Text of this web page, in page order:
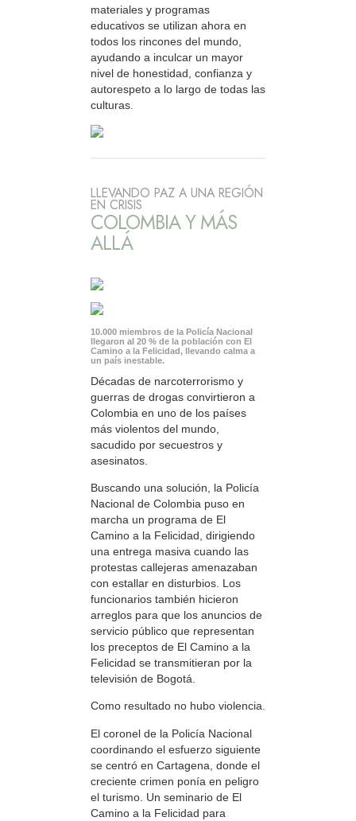
materiales y programas
educativos se utilizan ahora en
todos los rincones del mundo,
ayudando a inculcar un mayor
nivel de honestidad, confianza y
autorespeto a lo largo de todas las
culturas.
LLEVANDO PAZ A UNA REGIÓN
EN CRISIS
COLOMBIA Y MÁS
ALLÁ
10.000 miembros de la Policía Nacional
llegaron al 20 % de la población con El
Camino a la Felicidad, llevando calma a
un país inestable.
Décadas de narcoterrorismo y
guerras de drogas convirtieron a
Colombia en uno de los países
más violentos del mundo,
sacudido por secuestros y
asesinatos.
Buscando una solución, la Policía
Nacional de Colombia puso en
marcha un programa de El
Camino a la Felicidad, dirigiendo
una entrega masiva cuando las
protestas callejeras amenazaban
con estallar en disturbios. Los
funcionarios también hicieron
arreglos para que los anuncios de
servicio público que representan
los preceptos de El Camino a la
Felicidad se transmitieran por la
televisión de Bogotá.
Como resultado no hubo violencia.
El coronel de la Policía Nacional
coordinando el esfuerzo siguiente
se centró en Cartagena, donde el
creciente crimen ponía en peligro
el turismo. Un seminario de El
Camino a la Felicidad para